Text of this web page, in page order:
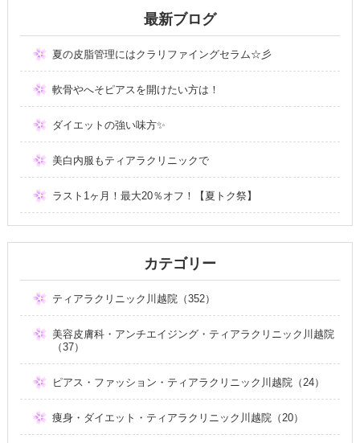
最新ブログ
夏の皮脂管理にはクラリファイングセラム☆彡
軟骨やへそピアスを開けたい方は！
ダイエットの強い味方✨
美白内服もティアラクリニックで
ラスト1ヶ月！最大20％オフ！【夏トク祭】
カテゴリー
ティアラクリニック川越院（352）
美容皮膚科・アンチエイジング・ティアラクリニック川越院
（37）
ピアス・ファッション・ティアラクリニック川越院（24）
痩身・ダイエット・ティアラクリニック川越院（20）